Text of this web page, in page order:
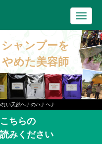
シャンプーを
やめた美容師
T
o
g
g
l
e
n
a
い天然ヘナのハナヘナ
ちらの
みください